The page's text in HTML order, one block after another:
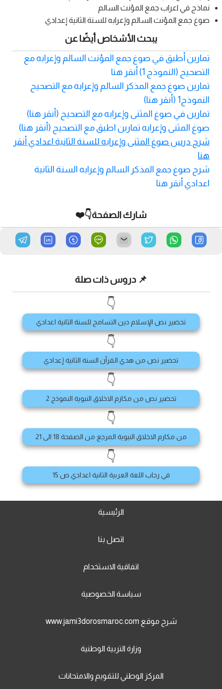
نماذج في اعراب جمع المؤنث السالم
صوغ جمع المؤنث السالم وإعرابه للسنة الثانية إعدادي
يبحث الأشخاص أيضًا عن
تمارين أطبق في صوغ جمع المؤنث السالم وإعرابه مع
التصحيح (النموذج 1) أنقر هنا
تمارين صوغ جمع المذكر السالم وإعرابه مع التصحيح
النموذج1 (أنقر هنا)
تمارين في صوغ المثنى وإعرابه مع التصحيح (أنقر هنا)
صوغ المثنى وإعرابه تمارين اطبق مع التصحيح (أنقر هنا)
شرح درس صوغ المثنى وإعرابه للسنة الثانية اعدادي أنقر
هنا
شرح صوغ جمع المذكر السالم وإعرابه السنة الثانية
اعدادي أنقر هنا
شارك الصفحة👇❤️
📌 دروس ذات صلة
👇
تحضير نص الإسلام دين التسامح للسنة الثانية اعدادي
👇
تحضير نص من هدي القرآن السنة الثانية إعدادي
👇
تحضير نص من مكارم الاخلاق النبوية النموذج 2
👇
من مكارم الاخلاق النبوية المرجع من الصفحة 18 الى 21
👇
في رحاب اللغة العربية الثانية اعدادي ص 15
الرئيسية
اتصل بنا
اتفاقية الاستخدام
سياسة الخصوصية
شرح موقع www.jami3dorosmaroc.com
وزارة التربية الوطنية
المركز الوطني للتقويم والامتحانات